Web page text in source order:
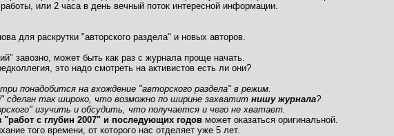
или 2 часа в день вечный поток интересной информации.
для раскрутки "авторского раздела" и новых авторов.
завозно, может быть как раз с журнала проще начать.
это надо смотреть на активистов есть ли они?
понадобится на вхождение "авторского раздела" в режим.
сделан так широко, что возможно по ширине захватит нишу журнала?
изучить и обсудить, что получается и чего не хватает.
"работ с глубин 2007" и последующих годов может оказаться оригинальной.
того времени, от которого нас отделяет уже 5 лет.